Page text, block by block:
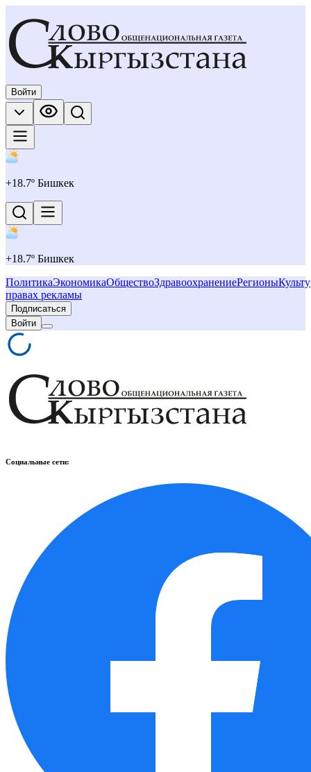
Войти
+18.7º Бишкек
+18.7º Бишкек
ПолитикаЭкономикаОбществоЗдравоохранениеРегионы
правах рекламы
Подписаться
Войти
Социальные сети: